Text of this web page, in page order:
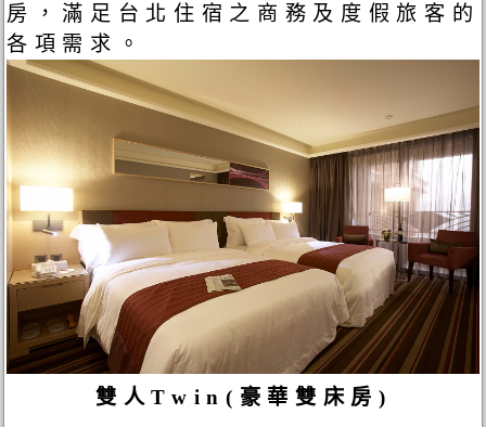
房，滿足台北住宿之商務及度假旅客的
各項需求。
雙人Twin(豪華雙床房)